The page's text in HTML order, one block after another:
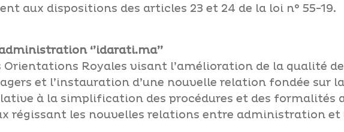
aux dispositions des articles 23 et 24 de la loi n° 55-19.
‘’idarati.ma’’
Royales visant l’amélioration de la qualité
et l’instauration d’une nouvelle relation fondée sur
à la simplification des procédures et des formalités
régissant les nouvelles relations entre administration et